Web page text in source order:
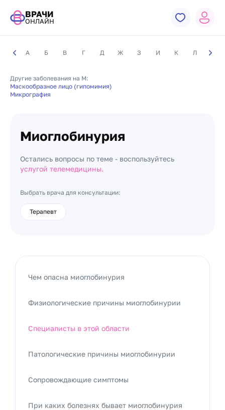
ВРАЧИ
ОНЛАЙН
А Б В Г Д Ж З И К Л М
Другие заболевания на М:
Маскообразное лицо (гипомимия)
Микрография
Миоглобинурия
Остались вопросы по теме - воспользуйтесь
услугой телемедицины.
Выбрать врача для консультации:
Терапевт
Чем опасна миоглобинурия
Физиологические причины миоглобинурии
Специалисты в этой области
Патологические причины миоглобинурии
Сопровождающие симптомы
При каких болезнях бывает миоглобинурия